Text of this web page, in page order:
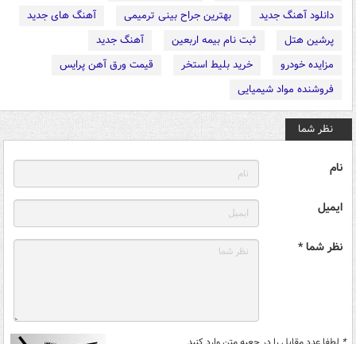
دانلود آهنگ جدید
بهترین جراح بینی ترمیمی
آهنگ های جدید
پرشین هتل
ثبت نام بیمه اربعین
آهنگ جدید
مزایده خودرو
خرید بلیط استخر
قیمت ورق آهن پرایس
فروشنده مواد شیمیایی
نظر شما
نام
ایمیل
نظر شما *